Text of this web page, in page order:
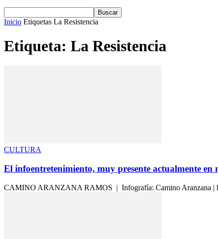
Inicio Etiquetas La Resistencia
Etiqueta: La Resistencia
CULTURA
El infoentretenimiento, muy presente actualmente en
CAMINO ARANZANA RAMOS | Infografía: Camino Aranzana |